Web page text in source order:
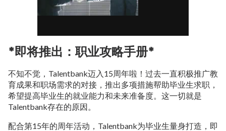
*即将推出：职业攻略手册*
不知不觉，Talentbank迈入15周年啦！过去一直积极推广教
育成果和职场需求的对接，推出多项措施帮助毕业生求职，
希望提高毕业生的就业能力和未来准备度。这一切就是
Talentbank存在的原因。
配合第15年的周年活动，Talentbank为毕业生量身打造，即